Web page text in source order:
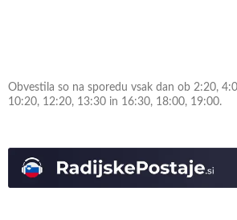
Obvestila so na sporedu vsak dan ob 2:20,
10:20, 12:20, 13:30 in 16:30, 18:00, 19:00.